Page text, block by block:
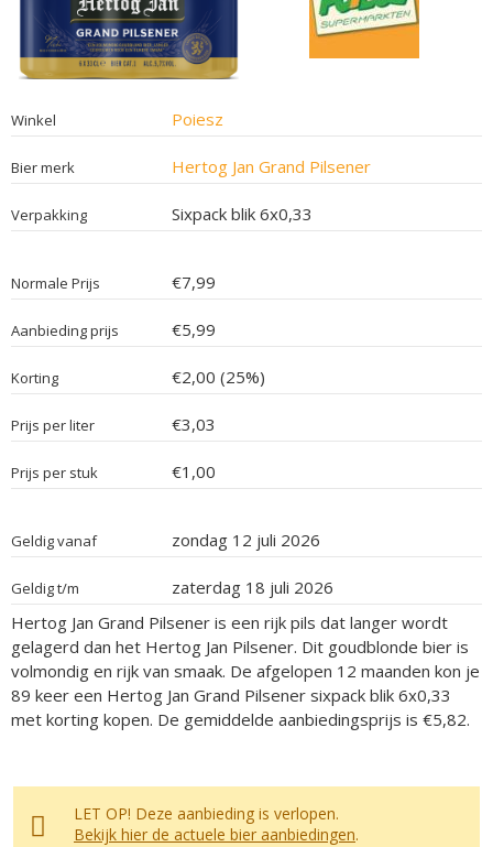
Winkel Poiesz
Bier merk Hertog Jan Grand Pilsener
Verpakking Sixpack blik 6x0,33
Normale Prijs €7,99
Aanbieding prijs €5,99
Korting €2,00 (25%)
Prijs per liter €3,03
Prijs per stuk €1,00
Geldig vanaf zondag 12 juli 2026
Geldig t/m
zaterdag 18 juli 2026
Hertog Jan Grand Pilsener is een rijk pils dat langer wordt
gelagerd dan het Hertog Jan Pilsener. Dit goudblonde bier is
volmondig en rijk van smaak. De afgelopen 12 maanden kon je
89 keer een Hertog Jan Grand Pilsener sixpack blik 6x0,33
met korting kopen. De gemiddelde aanbiedingsprijs is €5,82.
LET OP! Deze aanbieding is verlopen.
Bekijk hier de actuele bier aanbiedingen.